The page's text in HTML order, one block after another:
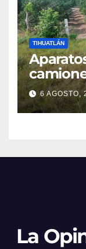
TIHUATLÁN
con
la
6 AGOSTO,
La